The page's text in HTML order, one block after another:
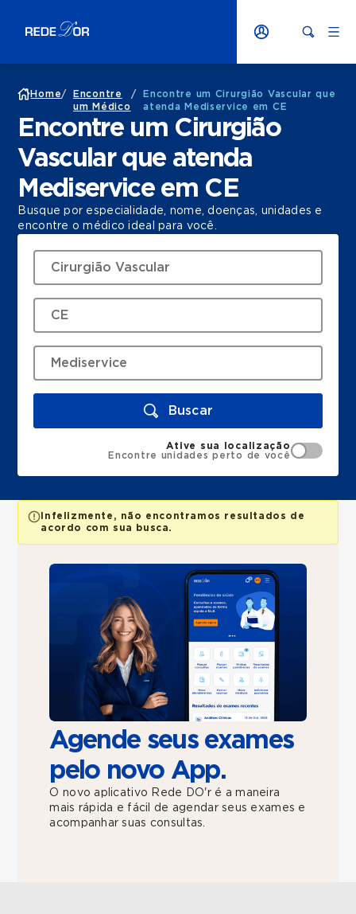
Home/
Encontre
um Médico
/
Encontre um Cirurgião Vascular que
atenda Mediservice em CE
Encontre um Cirurgião
Vascular que atenda
Mediservice em CE
Busque por especialidade, nome, doenças, unidades e
encontre o médico ideal para você.
Buscar
Ative sua localização
Encontre unidades perto de você
Infelizmente, não encontramos resultados de
acordo com sua busca.
Agende seus exames
pelo novo App.
O novo aplicativo Rede DO'r é a maneira
mais rápida e fácil de agendar seus exames e
acompanhar suas consultas.